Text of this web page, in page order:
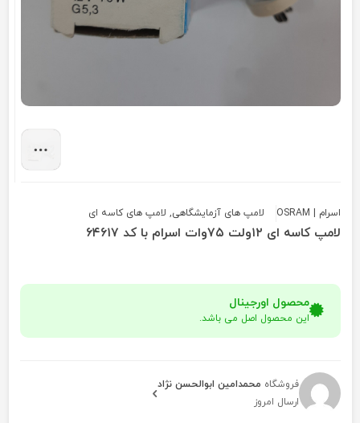
اسرام | OSRAM لامپ های آزمایشگاهی, لامپ های کاسه ای
لامپ کاسه ای ۱۲ولت ۷۵وات اسرام با کد ۶۴۶۱۷
محصول اورجینال
این محصول اصل می باشد.
فروشگاه محمدامین ابوالحسن نژاد
ارسال امروز